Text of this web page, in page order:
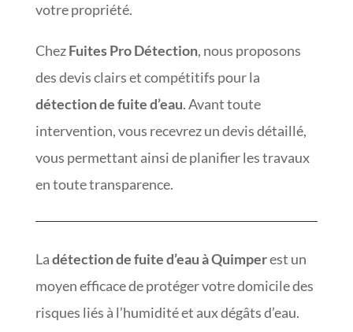
votre propriété.
ChezFuites Pro Détection, nous proposons
des devis clairs et compétitifs pour la
détection de fuite d’eau. Avant toute
intervention, vous recevrez un devis détaillé,
vous permettant ainsi de planifier les travaux
en toute transparence.
Ladétection de fuite d’eau à Quimperest un
moyen efficace de protéger votre domicile des
risques liés à l’humidité et aux dégâts d’eau.